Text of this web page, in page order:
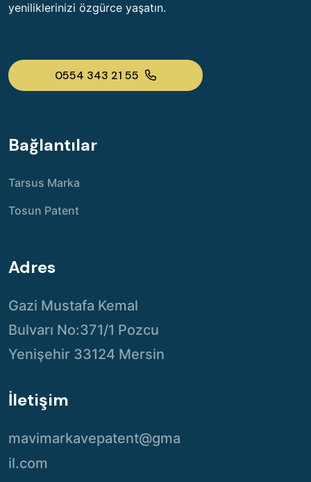
yeniliklerinizi özgürce yaşatın.
0554 343 21 55
Bağlantılar
Tarsus Marka
Tosun Patent
Adres
Gazi Mustafa Kemal
Bulvarı No:371/1 Pozcu
Yenişehir 33124 Mersin
İletişim
mavimarkavepatent@gma
il.com